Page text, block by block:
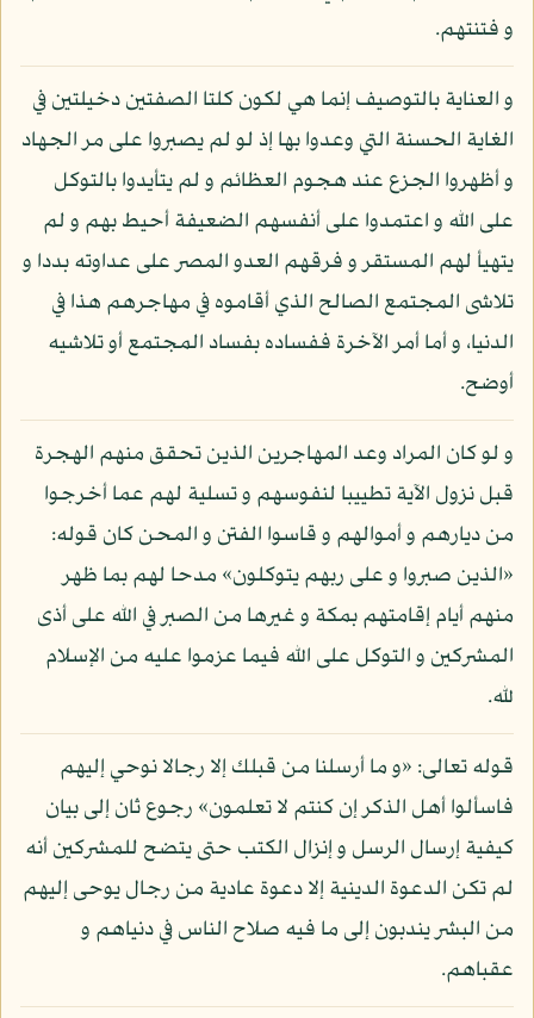
و فتنتهم.
و العناية بالتوصيف إنما هي لكون كلتا الصفتين دخيلتين في
الغاية الحسنة التي وعدوا بها إذ لو لم يصبروا على مر الجهاد
و أظهروا الجزع عند هجوم العظائم و لم يتأيدوا بالتوكل
على الله و اعتمدوا على أنفسهم الضعيفة أحيط بهم و لم
يتهيأ لهم المستقر و فرقهم العدو المصر على عداوته بددا و
تلاشى المجتمع الصالح الذي أقاموه في مهاجرهم هذا في
الدنيا، و أما أمر الآخرة ففساده بفساد المجتمع أو تلاشيه
أوضح.
و لو كان المراد وعد المهاجرين الذين تحقق منهم الهجرة
قبل نزول الآية تطييبا لنفوسهم و تسلية لهم عما أخرجوا
من ديارهم و أموالهم و قاسوا الفتن و المحن كان قوله:
«الذين صبروا و على ربهم يتوكلون» مدحا لهم بما ظهر
منهم أيام إقامتهم بمكة و غيرها من الصبر في الله على أذى
المشركين و التوكل على الله فيما عزموا عليه من الإسلام
لله.
قوله تعالى: «و ما أرسلنا من قبلك إلا رجالا نوحي إليهم
فاسألوا أهل الذكر إن كنتم لا تعلمون» رجوع ثان إلى بيان
كيفية إرسال الرسل و إنزال الكتب حتى يتضح للمشركين أنه
لم تكن الدعوة الدينية إلا دعوة عادية من رجال يوحى إليهم
من البشر يندبون إلى ما فيه صلاح الناس في دنياهم و
عقباهم.